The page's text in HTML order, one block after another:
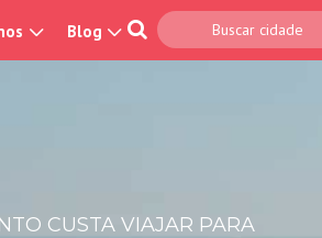
Blog
CUSTA VIAJAR PARA